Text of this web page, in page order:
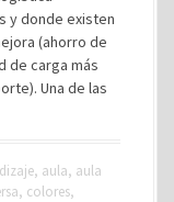
y donde existen
(ahorro de
de carga más
Una de las
, aula, aula
, colores,